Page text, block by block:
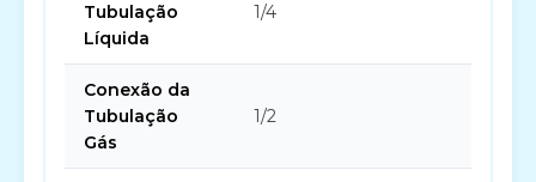
Tubulação
Líquida
1/4
Conexão da
Tubulação
Gás
1/2